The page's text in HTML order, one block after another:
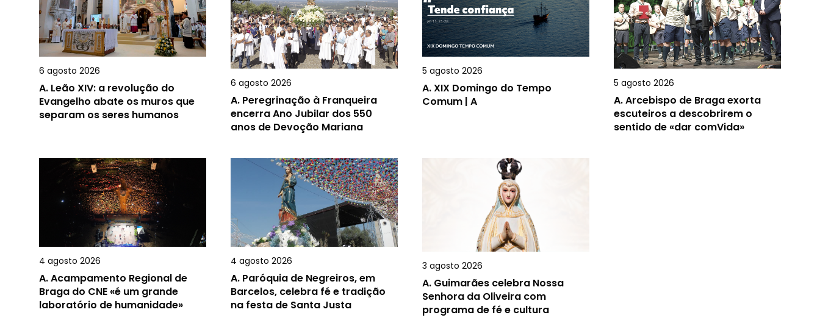
6 agosto 2026
A. Leão XIV: a revolução do
Evangelho abate os muros que
separam os seres humanos
6 agosto 2026
A. Peregrinação à Franqueira
encerra Ano Jubilar dos 550
anos de Devoção Mariana
5 agosto 2026
A.XIX Domingo do Tempo
Comum | A
5 agosto 2026
A.Arcebispo de Braga exorta
escuteiros a descobrirem o
sentido de «dar comVida»
4 agosto 2026
A.Acampamento Regional de
Braga do CNE «é um grande
laboratório de humanidade»
4 agosto 2026
A. Paróquia de Negreiros, em
Barcelos, celebra fé e tradição
na festa de Santa Justa
3 agosto 2026
A. Guimarães celebra Nossa
Senhora da Oliveira com
programa de fé e cultura